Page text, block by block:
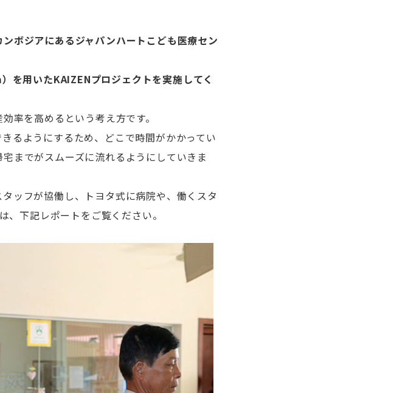
ボジアにあるジャパンハートこども医療セン
用いたKAIZENプロジェクトを実施してく
率を高めるという考え方です。
るようにするため、どこで時間がかかってい
までがスムーズに流れるようにしていきま
ッフが協働し、トヨタ式に病院や、働くスタ
、下記レポートをご覧ください。